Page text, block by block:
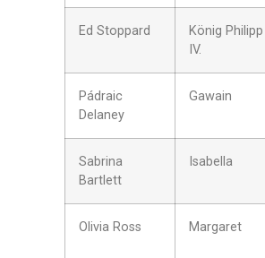
Ed Stoppard
König Philipp
IV.
Pádraic
Delaney
Gawain
Sabrina
Bartlett
Isabella
Olivia Ross Margaret